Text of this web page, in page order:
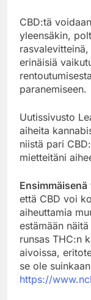
CBD:tä
yleensäkin,
erinäisiä
paranemiseen.
Uutissivusto
aiheita
niistä pari
mietteitäni
Ensimmäisenä
että CBD voi
aiheuttamia
estämään
runsas THC:n
aivoissa,
se ole
https://